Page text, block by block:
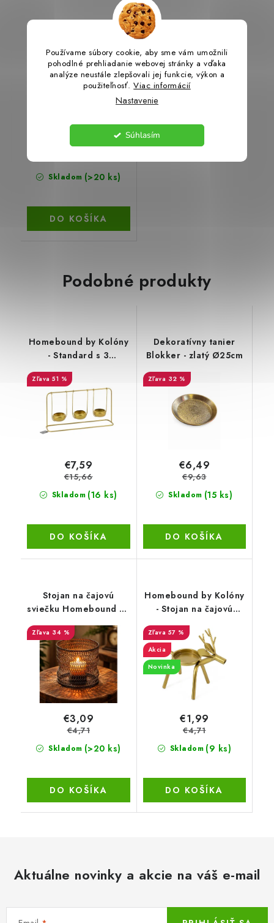
Používame súbory cookie, aby sme vám umožnili
pohodlné prehliadanie webovej stránky a vďaka
analýze neustále zlepšovali jej funkcie, výkon a
použiteľnosť.Viac informácií
Nastavenie
Súhlasím
Halloweenska LED
60 %
Skladom (>20 ks)
€1,19
€3
DO KOŠÍKA
Podobné produkty
Homebound by Kolóny
- Standard s 3
sviečkami na čajovú
sviečku - 22x10 - zlatá
51 %
Skladom (16 ks)
€7,59
€15,66
DO KOŠÍKA
Dekoratívny tanier
Blokker - zlatý Ø25cm
32 %
Skladom (15 ks)
€6,49
€9,63
DO KOŠÍKA
Stojan na čajovú
sviečku Homebound by
Kolóny - 10x10cm -
starý bronz
34 %
Skladom (>20 ks)
€3,09
€4,71
DO KOŠÍKA
Homebound by Kolóny
- Stojan na čajovú
sviečku - Jeleň -
16x16x8cm - zlatá
57 %
Akcia
Novinka
Skladom (9 ks)
€1,99
€4,71
DO KOŠÍKA
Aktuálne novinky a akcie na váš e-mail